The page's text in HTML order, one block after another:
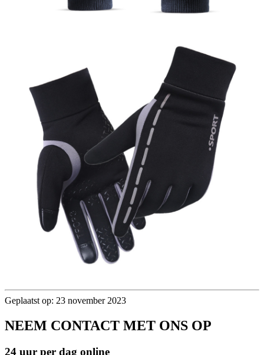
Geplaatst op: 23 november 2023
NEEM CONTACT MET ONS OP
24 uur per dag online